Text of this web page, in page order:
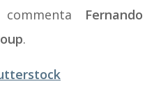
commenta Fernando
.